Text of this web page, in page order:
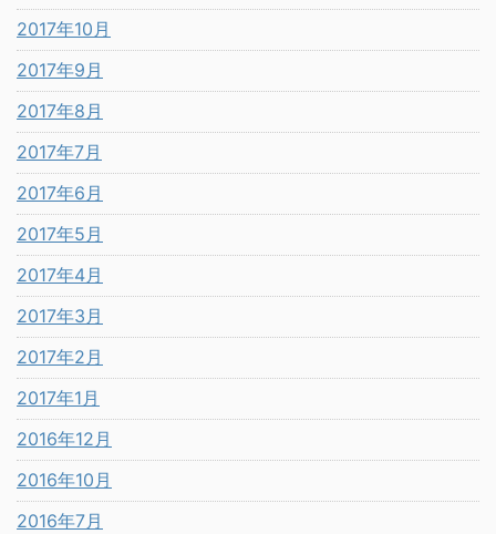
2017年10月
2017年9月
2017年8月
2017年7月
2017年6月
2017年5月
2017年4月
2017年3月
2017年2月
2017年1月
2016年12月
2016年10月
2016年7月